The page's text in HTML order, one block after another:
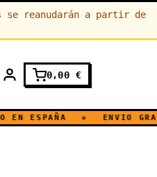
se reanudarán a partir de
0,00 €
EN ESPAÑA ENVIO